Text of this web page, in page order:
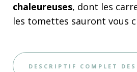
chaleureuses, dont les
les tomettes sauront vous
DESCRIPTIF COMPLET